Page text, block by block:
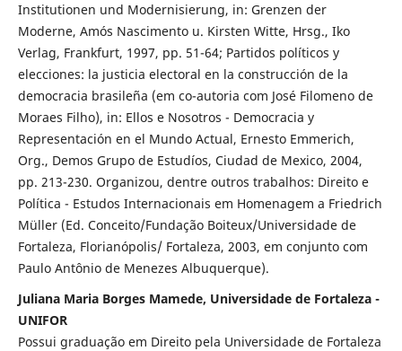
Institutionen und Modernisierung, in: Grenzen der
Moderne, Amós Nascimento u. Kirsten Witte, Hrsg., Iko
Verlag, Frankfurt, 1997, pp. 51-64; Partidos políticos y
elecciones: la justicia electoral en la construcción de la
democracia brasileña (em co-autoria com José Filomeno de
Moraes Filho), in: Ellos e Nosotros - Democracia y
Representación en el Mundo Actual, Ernesto Emmerich,
Org., Demos Grupo de Estudíos, Ciudad de Mexico, 2004,
pp. 213-230. Organizou, dentre outros trabalhos: Direito e
Política - Estudos Internacionais em Homenagem a Friedrich
Müller (Ed. Conceito/Fundação Boiteux/Universidade de
Fortaleza, Florianópolis/ Fortaleza, 2003, em conjunto com
Paulo Antônio de Menezes Albuquerque).
Juliana Maria Borges Mamede, Universidade de Fortaleza -
UNIFOR
Possui graduação em Direito pela Universidade de Fortaleza